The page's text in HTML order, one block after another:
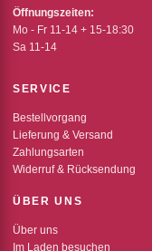
Öffnungszeiten:
Mo - Fr 11-14 + 15-18:30
Sa 11-14
SERVICE
Bestellvorgang
Lieferung & Versand
Zahlungsarten
Widerruf & Rücksendung
ÜBER UNS
Über uns
Im Laden besuchen